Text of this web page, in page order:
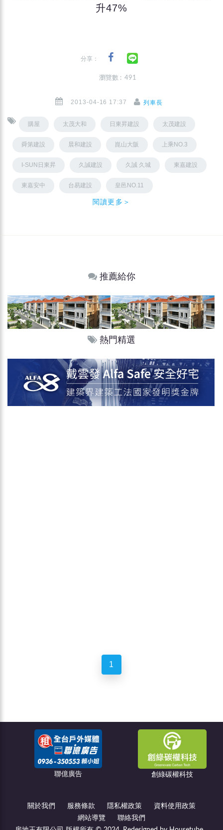
升47%
分享：
瀏覽數 : 491
2013-04-16 17:37 列車長
購屋 太茂大和 日東昇建設 太茂建設
舜第建設 晨和建設 崑山大阪 上乘NO.3
I-SUN日東昇 久誠建設 久誠 久城 東嘉建設
東嘉安中 台易建設 皇邑NO.11
閱讀更多＞
推薦給你
熱門精選
1
聯億廣告 創綠碳權科技
關於我們 服務條款 隱私權政策
資料使用政策
網站導覽
聯絡我們